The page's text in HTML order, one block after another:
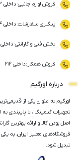
فروش لوازم جانبی:داخلی ۲۱۳
پیگیری سفارشات:داخلی ۲۱۴
بخش فنی و گارانتی:داخلی ۲۱۴
فروش همکار :داخلی ۲۱۲
درباره اورگیم
تجهیزات گیمینگ ، با پایبندی
اصل‌ بودن کالا و ارائه بهترین
فروشگاه‌های معتبر ایران، به
تبدیل شود.